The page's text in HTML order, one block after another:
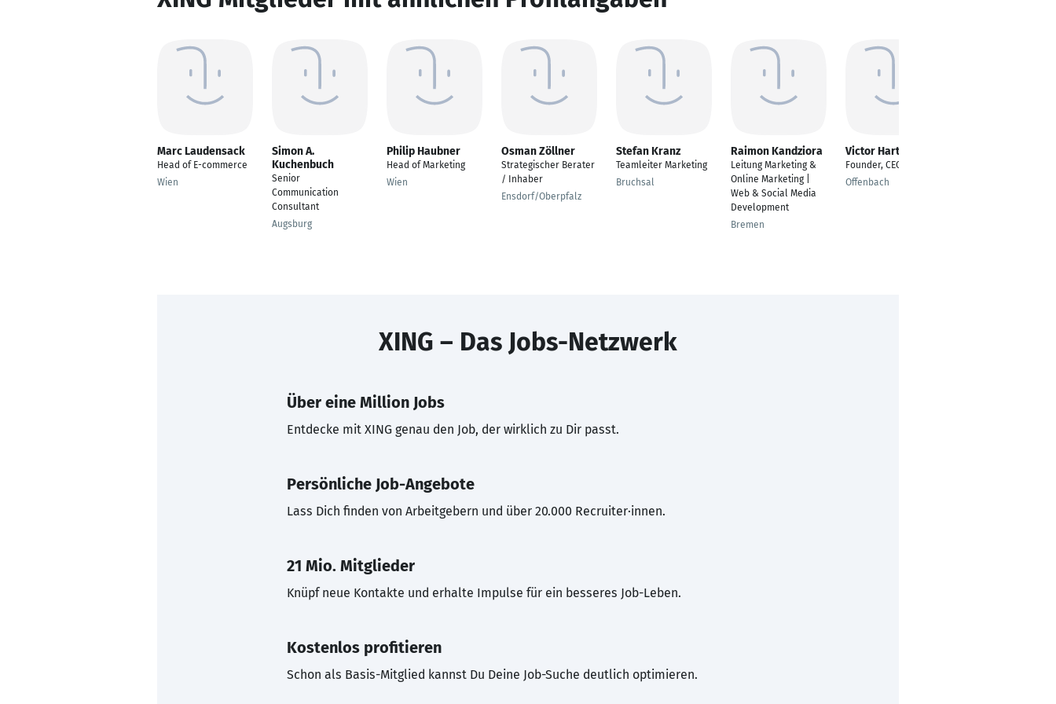
Marc Laudensack
Head of E-commerce
Wien
Simon A.
Kuchenbuch
Senior
Communication
Consultant
Augsburg
Philip Haubner
Head of Marketing
Wien
Osman Zöllner
Strategischer Berater
/ Inhaber
Ensdorf/Oberpfalz
Stefan Kranz
Teamleiter Marketing
Bruchsal
Raimon Kandziora
Leitung Marketing &
Online Marketing |
Web & Social Media
Development
Bremen
Victor Hartmann
Founder, CEO
Offenbach
XING – Das Jobs-Netzwerk
Über eine Million Jobs
Entdecke mit XING genau den Job, der wirklich zu Dir passt.
Persönliche Job-Angebote
Lass Dich finden von Arbeitgebern und über 20.000 Recruiter·innen.
21 Mio. Mitglieder
Knüpf neue Kontakte und erhalte Impulse für ein besseres Job-Leben.
Kostenlos profitieren
Schon als Basis-Mitglied kannst Du Deine Job-Suche deutlich optimieren.